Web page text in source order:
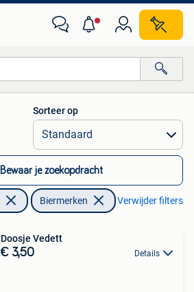
Alle afstanden…
Sorteer op
Bewaar je zoekopdracht
Biermerken Verwijder filters
Doosje Vedett
€ 3,50 Details